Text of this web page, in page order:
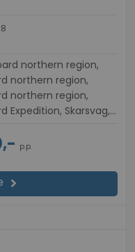
northern region,
northern region,
Expedition, Skarsvag,
p.p.
chevron_right